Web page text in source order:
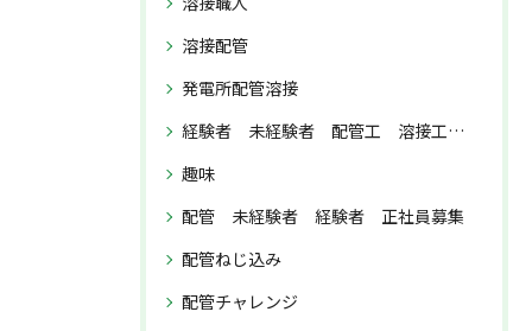
溶接配管
発電所配管溶接
経験者 未経験者 配管工 溶接工 正社員募集
趣味
配管 未経験者 経験者 正社員募集
配管ねじ込み
配管チャレンジ